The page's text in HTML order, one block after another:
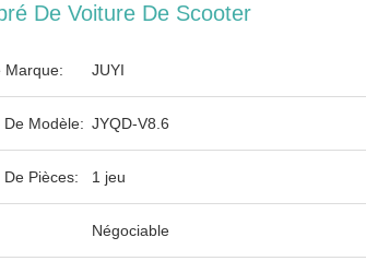
De Voiture De Scooter
Marque: JUYI
De Modèle: JYQD-V8.6
Pièces: 1 jeu
Négociable